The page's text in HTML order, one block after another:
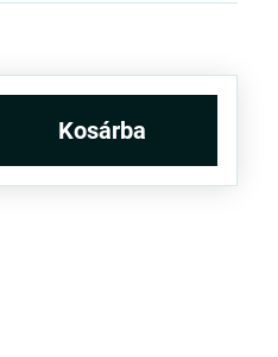
kosárba